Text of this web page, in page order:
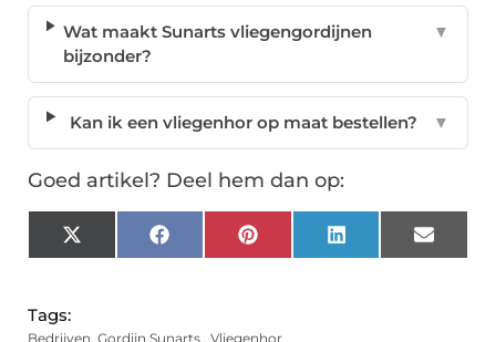
Wat maakt Sunarts vliegengordijnen
bijzonder?
▼
Kan ik een vliegenhor op maat bestellen? ▼
Goed artikel? Deel hem dan op:
X
(Twitter)
FacebookPinterest LinkedIn Email
Tags:
Bedrijven, Gordijn Sunarts , Vliegenhor